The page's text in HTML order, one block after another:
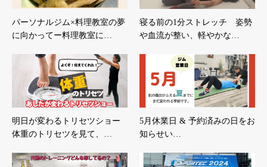
パーソナルジム×料理教室の夢
に向かってー料理教室に…
寝る前の1分ストレッチ 姿勢
や血流が整い、軽やかな…
明日が変わるトリセツショー
体重のトリセツを見て、…
5月休業日 & 予約済みの日をお
知らせい…